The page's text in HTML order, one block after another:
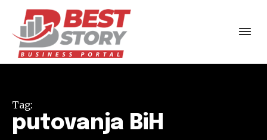
Tag:
putovanja BiH